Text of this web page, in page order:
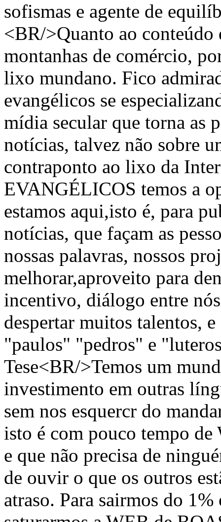
sofismas e agente de
<BR/>Quanto ao conteúdo
montanhas de comércio,
lixo mundano. Fico
evangélicos se
mídia secular que torna as
notícias, talvez não sobre
contraponto ao lixo da
EVANGÉLICOS temos a
estamos aqui,isto é, para
notícias, que façam as
nossas palavras, nossos
melhorar,aproveito para
incentivo, diálogo entre
despertar muitos talentos,
"paulos" "pedros" e
Tese<BR/>Temos um
investimento em outras
sem nos esquercr do
isto é com pouco tempo de
e que não precisa de
de ouvir o que os outros
atraso. Para sairmos do